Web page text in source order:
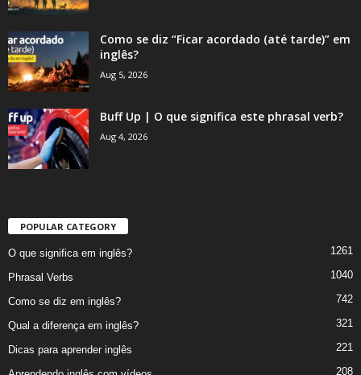
Como se diz “Ficar acordado (até tarde)” em
inglês?
Aug 5, 2026
Buff Up | O que significa este phrasal verb?
Aug 4, 2026
POPULAR CATEGORY
O que significa em inglês? 1261
Phrasal Verbs 1040
Como se diz em inglês? 742
Qual a diferença em inglês? 321
Dicas para aprender inglês 221
208